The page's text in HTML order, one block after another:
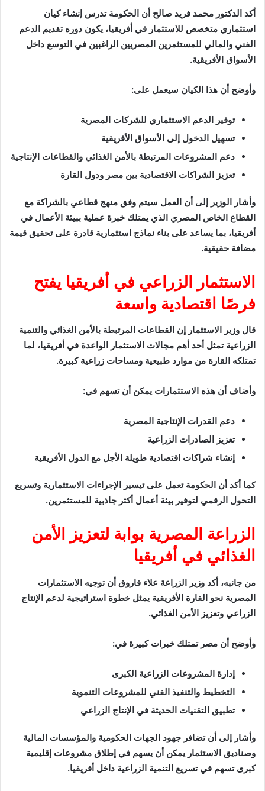
أكد الدكتور محمد فريد صالح أن الحكومة تدرس إنشاء كيان
استثماري متخصص للاستثمار في أفريقيا، يكون دوره تقديم الدعم
الفني والمالي للمستثمرين المصريين الراغبين في التوسع داخل
الأسواق الأفريقية.
وأوضح أن هذا الكيان سيعمل على:
توفير الدعم الاستثماري للشركات المصرية
تسهيل الدخول إلى الأسواق الأفريقية
دعم المشروعات المرتبطة بالأمن الغذائي والقطاعات الإنتاجية
تعزيز الشراكات الاقتصادية بين مصر ودول القارة
وأشار الوزير إلى أن العمل سيتم وفق منهج قطاعي بالشراكة مع
القطاع الخاص المصري الذي يمتلك خبرة عملية ببيئة الأعمال في
أفريقيا، بما يساعد على بناء نماذج استثمارية قادرة على تحقيق قيمة
مضافة حقيقية.
الاستثمار الزراعي في أفريقيا يفتح
فرصًا اقتصادية واسعة
قال وزير الاستثمار إن القطاعات المرتبطة بالأمن الغذائي والتنمية
الزراعية تمثل أحد أهم مجالات الاستثمار الواعدة في أفريقيا، لما
تمتلكه القارة من موارد طبيعية ومساحات زراعية كبيرة.
وأضاف أن هذه الاستثمارات يمكن أن تسهم في:
دعم القدرات الإنتاجية المصرية
تعزيز الصادرات الزراعية
إنشاء شراكات اقتصادية طويلة الأجل مع الدول الأفريقية
كما أكد أن الحكومة تعمل على تيسير الإجراءات الاستثمارية وتسريع
التحول الرقمي لتوفير بيئة أعمال أكثر جاذبية للمستثمرين.
الزراعة المصرية بوابة لتعزيز الأمن
الغذائي في أفريقيا
من جانبه، أكد وزير الزراعة علاء فاروق أن توجيه الاستثمارات
المصرية نحو القارة الأفريقية يمثل خطوة استراتيجية لدعم الإنتاج
الزراعي وتعزيز الأمن الغذائي.
وأوضح أن مصر تمتلك خبرات كبيرة في:
إدارة المشروعات الزراعية الكبرى
التخطيط والتنفيذ الفني للمشروعات التنموية
تطبيق التقنيات الحديثة في الإنتاج الزراعي
وأشار إلى أن تضافر جهود الجهات الحكومية والمؤسسات المالية
وصناديق الاستثمار يمكن أن يسهم في إطلاق مشروعات إقليمية
كبرى تسهم في تسريع التنمية الزراعية داخل أفريقيا.